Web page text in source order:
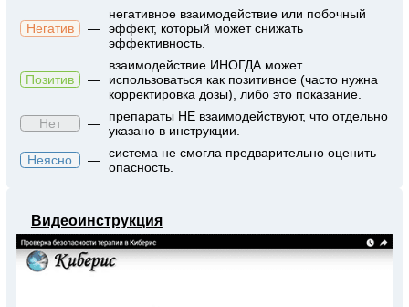
Негатив —
негативное взаимодействие или побочный
эффект, который может снижать
эффективность.
Позитив —
взаимодействие ИНОГДА может
использоваться как позитивное (часто нужна
корректировка дозы), либо это показание.
Нет
—
препараты НЕ взаимодействуют, что отдельно
указано в инструкции.
Неясно
— система не смогла предварительно оценить
опасность.
Видеоинструкция